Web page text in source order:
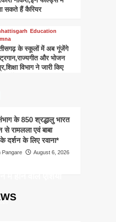
सकते हैं कैरियर
Education
के स्कूलों में अब गूंजेंगे
और भोजन
विभाग ने जारी किए
और लीव जरूरी
Raigarh
प्रवेश-निजी स्कूलों की
के 850 श्रद्धालु भारत
से रामलला एवं बाबा
दर्शन के लिए रवाना*
Pangare August 6, 2026